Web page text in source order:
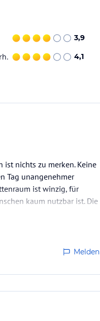
3,9
4,1
ist nichts zu merken. Keine
Tag unangenehmer
ist winzig, für
kaum nutzbar ist. Die
Melden